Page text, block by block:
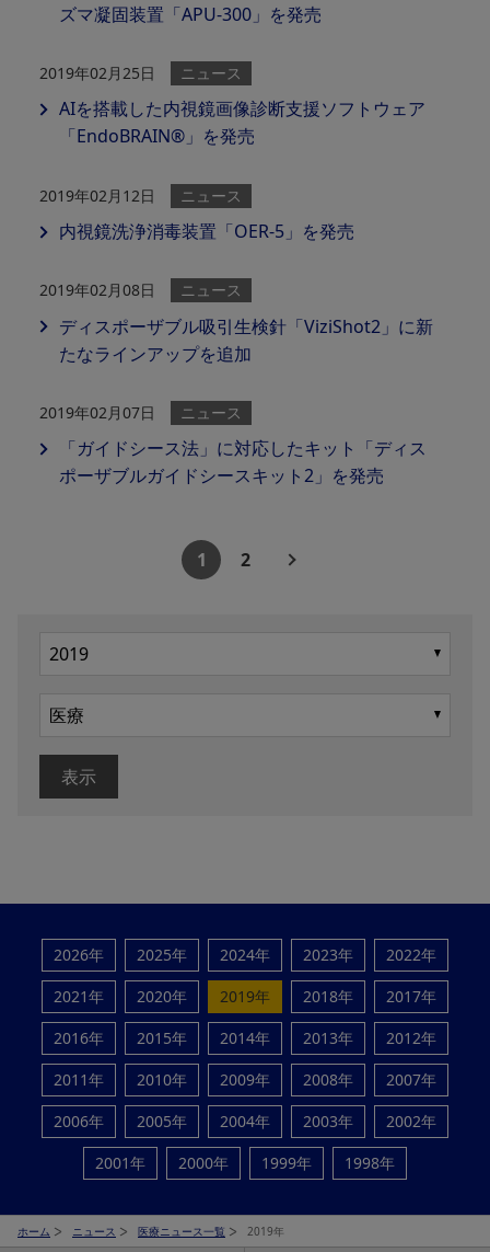
ズマ凝固装置「APU-300」を発売
2019年02月25日 ニュース
AIを搭載した内視鏡画像診断支援ソフトウェア
「EndoBRAIN®」を発売
2019年02月12日 ニュース
内視鏡洗浄消毒装置「OER-5」を発売
2019年02月08日 ニュース
ディスポーザブル吸引生検針「ViziShot2」に新
たなラインアップを追加
2019年02月07日 ニュース
「ガイドシース法」に対応したキット「ディス
ポーザブルガイドシースキット2」を発売
1 2
表示
2026年 2025年 2024年 2023年
2022年
2021年
2020年 2019年 2018年
2017年
2016年
2015年 2014年 2013年
2012年
2011年
2010年 2009年 2008年
2007年
2006年
2005年 2004年 2003年
2002年
2001年
2000年 1999年 1998年
ホーム ニュース 医療ニュース一覧 2019年